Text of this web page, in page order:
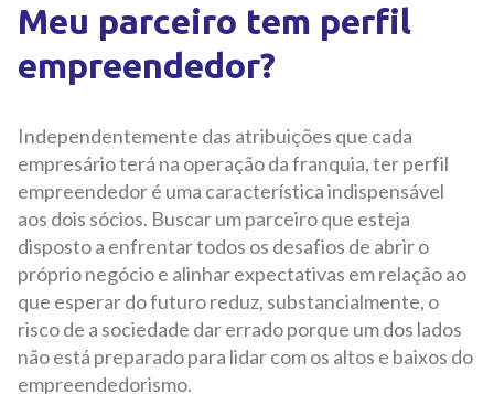
Meu parceiro tem perfil
empreendedor?
Independentemente das atribuições que cada
empresário terá na operação da franquia, ter perfil
empreendedor é uma característica indispensável
aos dois sócios. Buscar um parceiro que esteja
disposto a enfrentar todos os desafios de abrir o
próprio negócio e alinhar expectativas em relação ao
que esperar do futuro reduz, substancialmente, o
risco de a sociedade dar errado porque um dos lados
não está preparado para lidar com os altos e baixos do
empreendedorismo.